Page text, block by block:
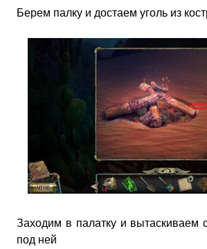
Берем палку и достаем уголь из
Заходим в палатку и вытаскиваем
под ней